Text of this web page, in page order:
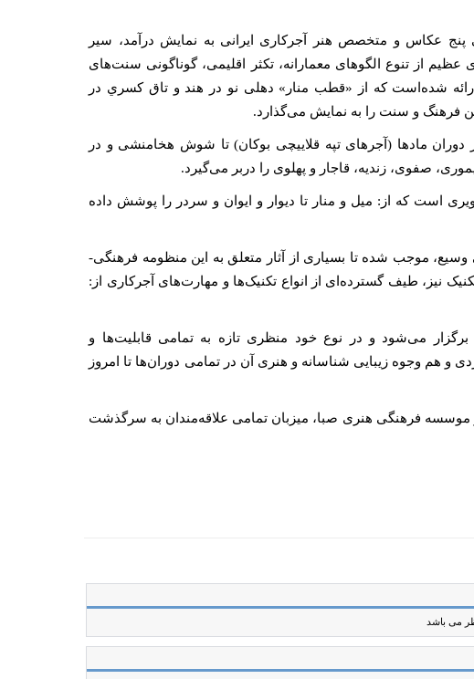
از مجموعه‌های شخصی پنج عکاس و متخصص هنر آجرکاری ایرانی به نمایش درآمد، سیر
از تنوع الگوهای معمارانه، تکثر اقلیمی، گوناگونی سنت‌های
شده‌است که از «قطب منار» دهلی نو در هند و تاق كسري در
این فرهنگ و سنت را به نمایش می‌گذارد.
مادها (آجرهای تپه قلاییچی بوکان) تا شوش هخامنشی و در
صفوی، زندیه، قاجار و پهلوی را دربر می‌گیرد.
است که از: میل و منار تا دیوار و ایوان و سردر را پوشش داده
وسیع، موجب شده تا بسیاری از آثار متعلق به این منظومه فرهنگی-
نیز، طیف گسترده‌ای از انواع تکنیک‌ها و مهارت‌های آجرکاری از:
می‌شود و در نوع خود منظری تازه به تمامی قابلیت‌ها و
و هم وجوه زیبایی شناسانه و هنری آن در تمامی دوران‌ها تا امروز
ماه در نگارخانه آینه در موسسه فرهنگی هنری صبا، میزبان تمامی علاقه‌مندان به سرگذشت
می باشد